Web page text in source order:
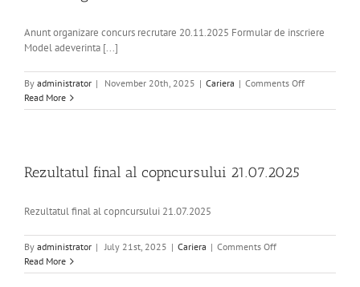
Anunt organizare concurs recrutare 20.11.2025 Formular de inscriere
Model adeverinta [...]
By administrator | November 20th, 2025 | Cariera | Comments Offon
organizare
Read More
Rezultatul final al copncursului 21.07.2025
Rezultatul final al copncursului 21.07.2025
By administrator | July 21st, 2025 | Cariera | Comments Offon
final
Read More